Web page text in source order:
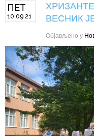
ПЕТ
10 09 21
ВЕСНИК
Објављено у